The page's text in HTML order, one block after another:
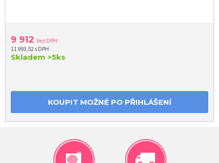
9 912 bez DPH
11 993,52 s DPH
Skladem >5ks
KOUPIT MOŽNÉ PO PŘIHLÁŠENÍ